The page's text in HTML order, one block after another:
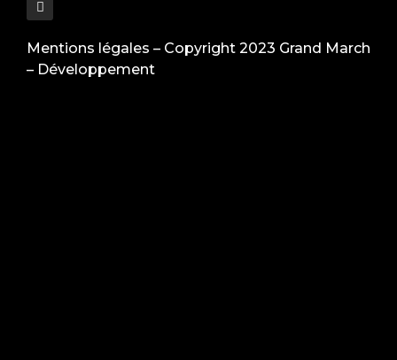
Mentions légales – Copyright 2023 Grand March
– Développement